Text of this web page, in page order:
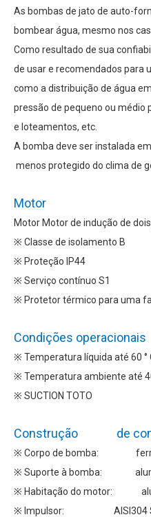
As bombas de jato de auto-
bombear água, mesmo nos
Como resultado de sua
de usar e recomendados para
como a distribuição de água
pressão de pequeno ou médio
e loteamentos, etc.
A bomba deve ser instalada
menos protegido do clima de
Motor
Motor Motor de indução de
※ Classe de isolamento B
※ Proteção IP44
※ Serviço contínuo S1
※ Protetor térmico para uma
Condições operacionais
※ Temperatura líquida até 60 °
※ Temperatura ambiente até
※ SUCTION TOTO
Construção de
※ Corpo de bomba:
※ Suporte à bomba:
※ Habitação do motor:
※ Impulsor: AISI304